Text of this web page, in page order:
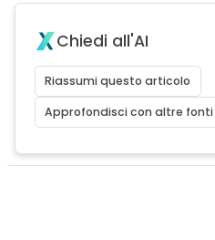
Chiedi all'AI
Riassumi questo articolo
Approfondisci con altre fonti